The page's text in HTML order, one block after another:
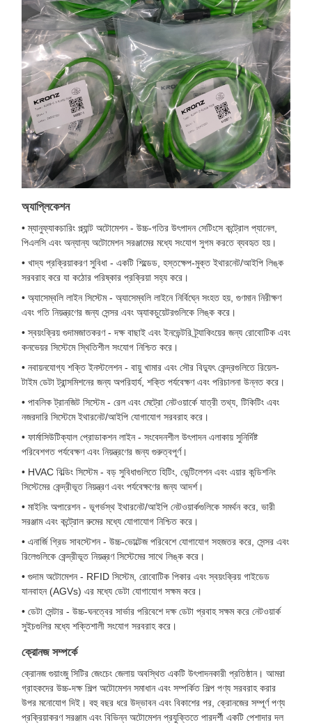
অ্যাপ্লিকেশন
• ম্যানুফ্যাকচারিং প্ল্যান্ট অটোমেশন - উচ্চ-গতির উৎপাদন সেটিংসে কন্ট্রোল প্যানেল,
পিএলসি এবং অন্যান্য অটোমেশন সরঞ্জামের মধ্যে সংযোগ সুগম করতে ব্যবহৃত হয়।
• খাদ্য প্রক্রিয়াকরণ সুবিধা - একটি শিল্ডেড, হস্তক্ষেপ-মুক্ত ইথারনেট/আইপি লিঙ্ক
সরবরাহ করে যা কঠোর পরিষ্কার প্রক্রিয়া সহ্য করে।
• অ্যাসেম্বলি লাইন সিস্টেম - অ্যাসেম্বলি লাইনে নির্বিঘ্নে সংহত হয়, গুণমান নিরীক্ষণ
এবং গতি নিয়ন্ত্রণের জন্য সেন্সর এবং অ্যাকচুয়েটরগুলিকে লিঙ্ক করে।
• স্বয়ংক্রিয় গুদামজাতকরণ - দক্ষ বাছাই এবং ইনভেন্টরি ট্র্যাকিংয়ের জন্য রোবোটিক এবং
কনভেয়র সিস্টেমে স্থিতিশীল সংযোগ নিশ্চিত করে।
• নবায়নযোগ্য শক্তি ইনস্টলেশন - বায়ু খামার এবং সৌর বিদ্যুৎ কেন্দ্রগুলিতে রিয়েল-
টাইম ডেটা ট্রান্সমিশনের জন্য অপরিহার্য, শক্তি পর্যবেক্ষণ এবং পরিচালনা উন্নত করে।
• পাবলিক ট্রানজিট সিস্টেম - রেল এবং মেট্রো নেটওয়ার্কে যাত্রী তথ্য, টিকিটিং এবং
নজরদারি সিস্টেমে ইথারনেট/আইপি যোগাযোগ সরবরাহ করে।
• ফার্মাসিউটিক্যাল প্রোডাকশন লাইন - সংবেদনশীল উৎপাদন এলাকায় সুনির্দিষ্ট
পরিবেশগত পর্যবেক্ষণ এবং নিয়ন্ত্রণের জন্য গুরুত্বপূর্ণ।
• HVAC বিল্ডিং সিস্টেম - বড় সুবিধাগুলিতে হিটিং, ভেন্টিলেশন এবং এয়ার কন্ডিশনিং
সিস্টেমের কেন্দ্রীভূত নিয়ন্ত্রণ এবং পর্যবেক্ষণের জন্য আদর্শ।
• মাইনিং অপারেশন - ভূগর্ভস্থ ইথারনেট/আইপি নেটওয়ার্কগুলিকে সমর্থন করে, ভারী
সরঞ্জাম এবং কন্ট্রোল রুমের মধ্যে যোগাযোগ নিশ্চিত করে।
• এনার্জি গ্রিড সাবস্টেশন - উচ্চ-ভোল্টেজ পরিবেশে যোগাযোগ সহজতর করে, সেন্সর এবং
রিলেগুলিকে কেন্দ্রীভূত নিয়ন্ত্রণ সিস্টেমের সাথে লিঙ্ক করে।
• গুদাম অটোমেশন - RFID সিস্টেম, রোবোটিক পিকার এবং স্বয়ংক্রিয় গাইডেড
যানবাহন (AGVs) এর মধ্যে ডেটা যোগাযোগ সক্ষম করে।
• ডেটা সেন্টার - উচ্চ-ঘনত্বের সার্ভার পরিবেশে দক্ষ ডেটা প্রবাহ সক্ষম করে নেটওয়ার্ক
সুইচগুলির মধ্যে শক্তিশালী সংযোগ সরবরাহ করে।
ক্রোনজ সম্পর্কে
ক্রোনজ গুয়াংজু সিটির জেংচেং জেলায় অবস্থিত একটি উৎপাদনকারী প্রতিষ্ঠান। আমরা
গ্রাহকদের উচ্চ-দক্ষ শিল্প অটোমেশন সমাধান এবং সম্পর্কিত শিল্প পণ্য সরবরাহ করার
উপর মনোযোগ দিই। বহু বছর ধরে উদ্ভাবন এবং বিকাশের পর, ক্রোনজের সম্পূর্ণ পণ্য
প্রক্রিয়াকরণ সরঞ্জাম এবং বিভিন্ন অটোমেশন প্রযুক্তিতে পারদর্শী একটি পেশাদার দল